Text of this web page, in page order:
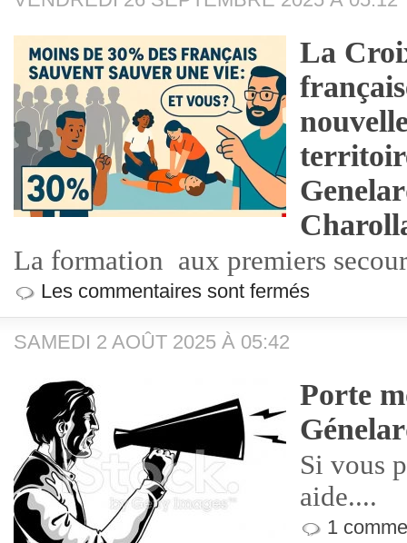
La
La formation aux premiers
Les commentaires sont fermés
SAMEDI 2 AOÛT 2025 À 05:42
Porte
Si vous
aide....
1